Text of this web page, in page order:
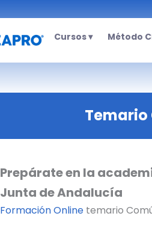
Cursos ▾ Método
Temario
Prepárate en la
Junta de Andalucía
Formación Online temario